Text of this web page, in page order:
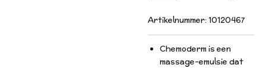
Artikelnummer:10120467
Chemoderm is een
massage-emulsie dat